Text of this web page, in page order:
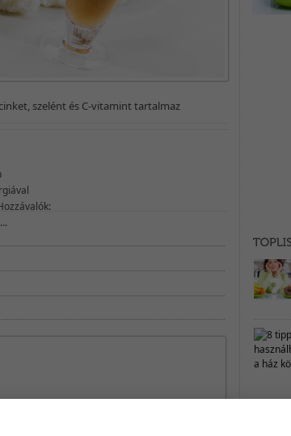
szelént és C-vitamint tartalmaz